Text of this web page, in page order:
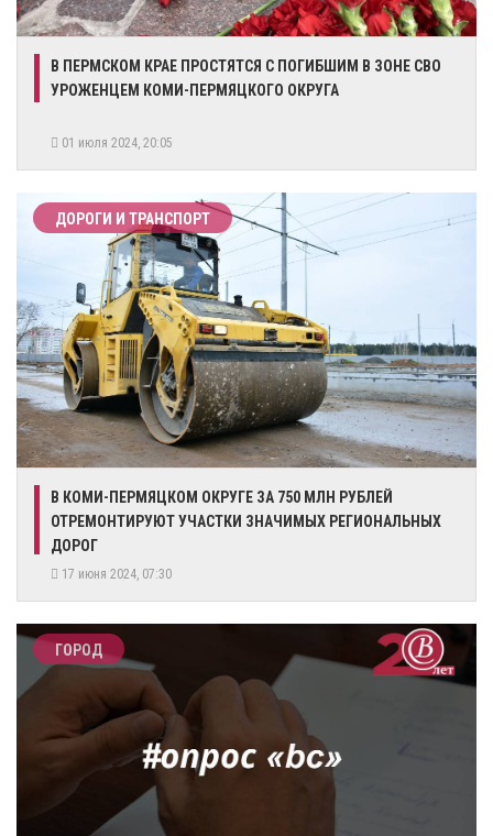
В ПЕРМСКОМ КРАЕ ПРОСТЯТСЯ С ПОГИБШИМ В ЗОНЕ СВО
УРОЖЕНЦЕМ КОМИ-ПЕРМЯЦКОГО ОКРУГА
01 июля 2024, 20:05
ДОРОГИ И ТРАНСПОРТ
В КОМИ-ПЕРМЯЦКОМ ОКРУГЕ ЗА 750 МЛН РУБЛЕЙ
ОТРЕМОНТИРУЮТ УЧАСТКИ ЗНАЧИМЫХ РЕГИОНАЛЬНЫХ
ДОРОГ
17 июня 2024, 07:30
ГОРОД